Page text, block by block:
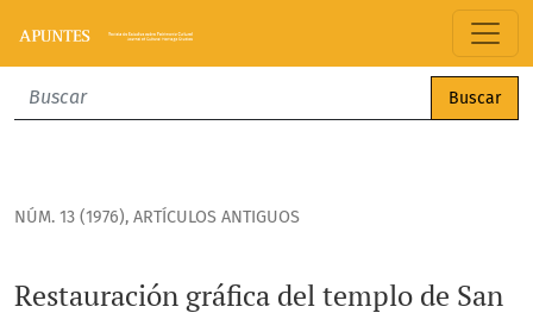
Restauración gráfica del templo de San Andrés de
Buscar
NÚM. 13 (1976), ARTÍCULOS ANTIGUOS
Restauración gráfica del templo de San